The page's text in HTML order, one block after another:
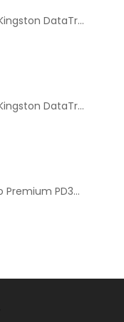
Pendrive Kingston DataTraveler® Exodia™ 64GB 3.2'
Pendrive Kingston DataTraveler® Exodia™ 128GB 3.2´
C111A Hoco Premium PD30W Adaptador de Carga Rápida Puerto Dual USB+Tipo C + Cable